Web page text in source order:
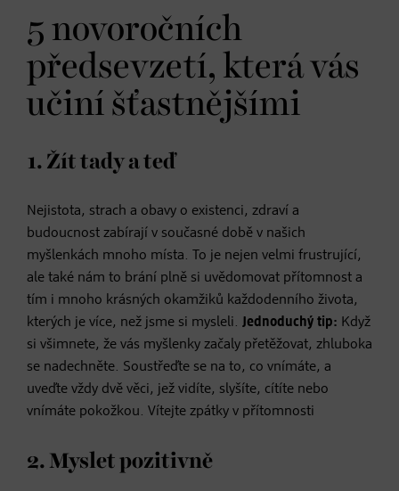
5 novoročních
předsevzetí, která vás
učiní šťastnějšími
1. Žít tady a teď
Nejistota, strach a obavy o existenci, zdraví a
budoucnost zabírají v současné době v našich
myšlenkách mnoho místa. To je nejen velmi frustrující,
ale také nám to brání plně si uvědomovat přítomnost a
tím i mnoho krásných okamžiků každodenního života,
kterých je více, než jsme si mysleli. Jednoduchý tip: Když
si všimnete, že vás myšlenky začaly přetěžovat, zhluboka
se nadechněte. Soustřeďte se na to, co vnímáte, a
uveďte vždy dvě věci, jež vidíte, slyšíte, cítíte nebo
vnímáte pokožkou. Vítejte zpátky v přítomnosti
2. Myslet pozitivně